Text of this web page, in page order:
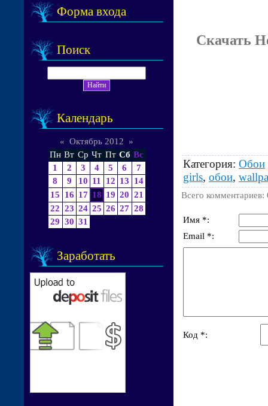
Форма входа
Поиск
Календарь
« Октябрь 2012
»
Пн Вт Ср Чт Пт Сб Вс
1
2 3 4 5 6
7
8
9 10 11 12 13
14
15
16 17 18 19 20 21
22 23 24 25 26 27 28
29 30 31
Заработать
Скачать
Категория: Обои
girls, обои,
Всего комментариев:
Имя *:
Email *:
Код *: